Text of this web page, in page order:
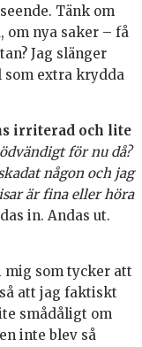
Tänk om
om nya saker – få
Jag slänger
som extra krydda
irriterad och lite
för nu då?
någon och jag
är fina eller höra
in. Andas ut.
mig som tycker att
att jag faktiskt
smådåligt om
inte blev så